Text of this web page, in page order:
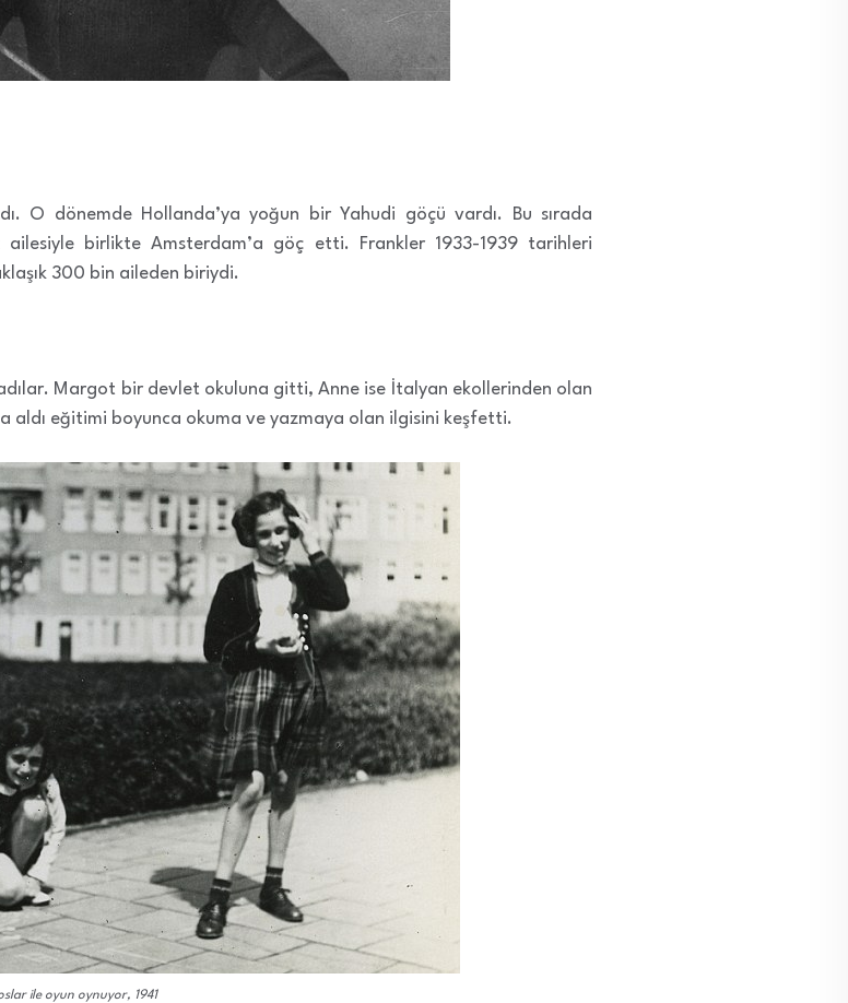
O dönemde Hollanda’ya yoğun bir Yahudi göçü vardı. Bu sırada
birlikte Amsterdam’a göç etti. Frankler 1933-1939 tarihleri
300 bin aileden biriydi.
Margot bir devlet okuluna gitti, Anne ise İtalyan ekollerinden olan
aldı eğitimi boyunca okuma ve yazmaya olan ilgisini keşfetti.
ile oyun oynuyor, 1941